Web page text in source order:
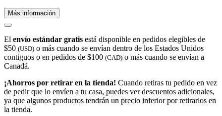
Más información
El envío estándar gratis está disponible en pedidos elegibles de
$50 (USD) o más cuando se envían dentro de los Estados Unidos
contiguos o en pedidos de $100 (CAD) o más cuando se envían a
Canadá.
¡Ahorros por retirar en la tienda! Cuando retiras tu pedido en vez
de pedir que lo envíen a tu casa, puedes ver descuentos adicionales,
ya que algunos productos tendrán un precio inferior por retirarlos en
la tienda.